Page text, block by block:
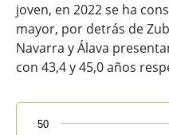
joven, en 2022 se ha
mayor, por detrás de
Navarra y Álava
con 43,4 y 45,0 años
Chart
50